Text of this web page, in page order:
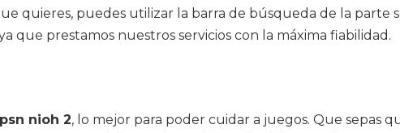
quieres, puedes utilizar la barra de búsqueda de la parte
que prestamos nuestros servicios con la máxima fiabilidad.
psn nioh 2, lo mejor para poder cuidar a juegos. Que sepas